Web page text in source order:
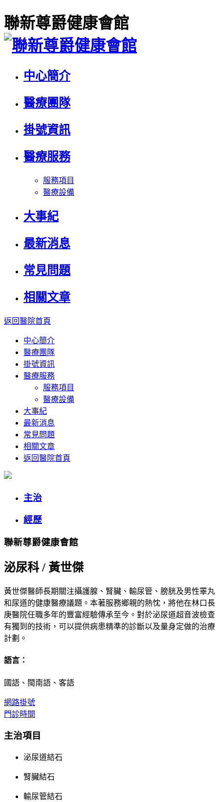
聯新尊爵健康會館
中心簡介
醫療團隊
掛號資訊
醫療服務
服務項目
醫療設備
大事紀
最新消息
常見問題
相關文章
返回醫院首頁
中心簡介
醫療團隊
掛號資訊
醫療服務
服務項目
醫療設備
大事紀
最新消息
常見問題
相關文章
返回醫院首頁
主治
經歷
聯新尊爵健康會館
泌尿科 / 黃世傑
黃世傑醫師長期關注攝護腺、腎臟、輸尿管、膀胱及男性睪丸
和尿道的健康醫療議題。本著服務鄉親的熱忱，將他在林口長
庚醫院任職多年的豐富經驗傳承至今。對於泌尿道超音波檢查
有獨到的技術，可以提供病患精準的診斷以及量身定做的治療
計劃。
語言：
國語、閩南語、客語
網路掛號
門診時間
主治項目
泌尿道結石
腎臟結石
輸尿管結石